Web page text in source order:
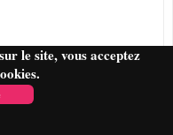
le site, vous acceptez